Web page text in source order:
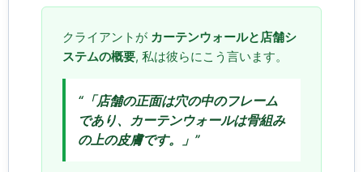
クライアントが カーテンウォールと店舗シ
ステムの概要, 私は彼らにこう言います。
“「店舗の正面は穴の中のフレーム
であり、カーテンウォールは骨組み
の上の皮膚です。」”